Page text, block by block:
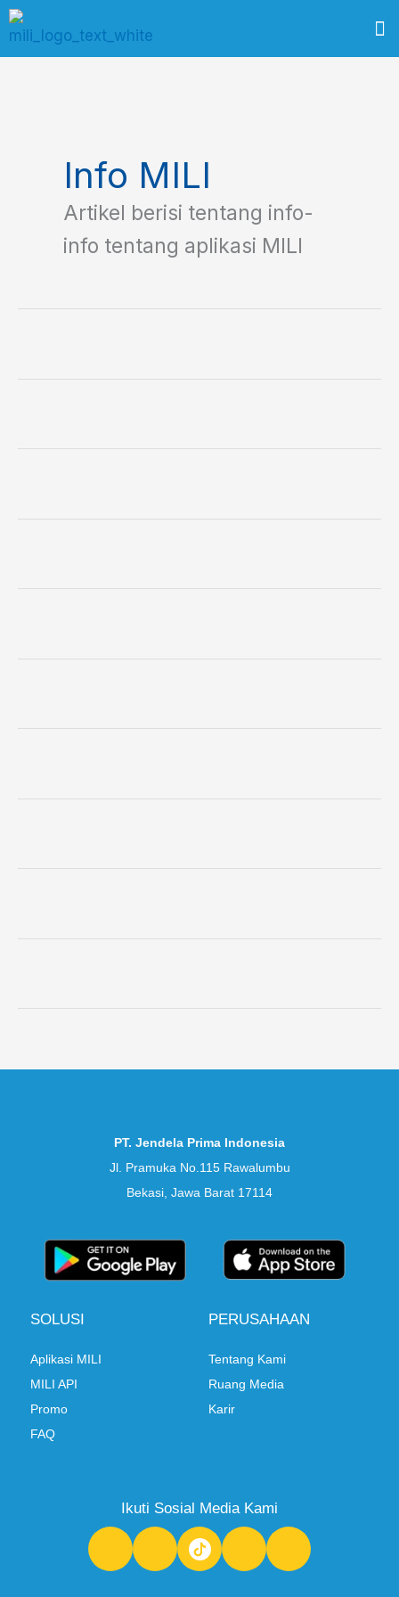
Skip
to
content
Info MILI
Artikel berisi tentang info-
info tentang aplikasi MILI
PT. Jendela Prima Indonesia
Jl. Pramuka No.115 Rawalumbu
Bekasi, Jawa Barat 17114
SOLUSI
Aplikasi MILI
MILI API
Promo
FAQ
PERUSAHAAN
Tentang Kami
Ruang Media
Karir
Ikuti Sosial Media Kami
a
n
o
i